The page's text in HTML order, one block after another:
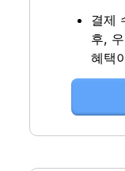
결제
후,
혜택